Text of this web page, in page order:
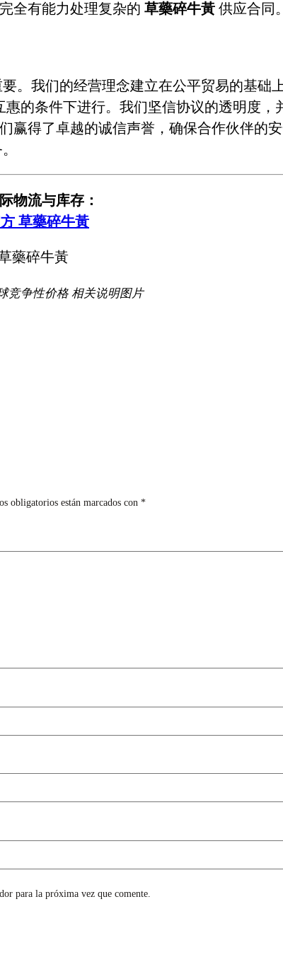
全有能力处理复杂的 草藥碎牛黃 供应合同。
。我们的经营理念建立在公平贸易的基础
惠的条件下进行。我们坚信协议的透明度，
赢得了卓越的诚信声誉，确保合作伙伴的
物流与库存：
草藥碎牛黃
竞争性价格 相关说明图片
obligatorios están marcados con *
para la próxima vez que comente.